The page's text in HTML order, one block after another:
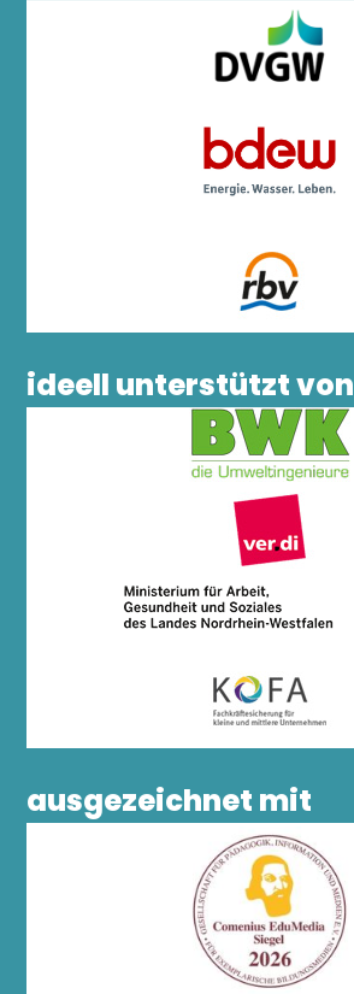
ideell unterstützt von
ausgezeichnet mit